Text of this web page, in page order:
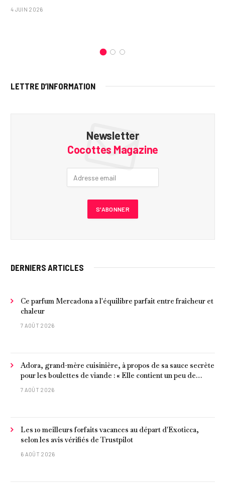
4 JUIN 2026
LETTRE D’INFORMATION
Newsletter
Cocottes Magazine
DERNIERS ARTICLES
Ce parfum Mercadona a l'équilibre parfait entre fraîcheur et
chaleur
7 AOÛT 2026
Adora, grand-mère cuisinière, à propos de sa sauce secrète
pour les boulettes de viande : « Elle contient un peu de
curcuma, du poivre, une poignée d'amandes et des tomates
7 AOÛT 2026
Les 10 meilleurs forfaits vacances au départ d'Exoticca,
selon les avis vérifiés de Trustpilot
6 AOÛT 2026